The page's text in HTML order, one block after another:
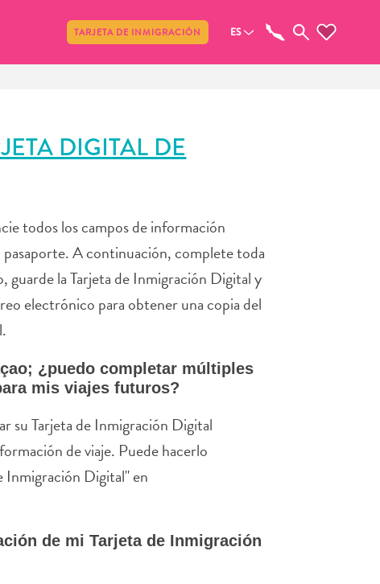
TARJETA DE INMIGRACIÓN ES
DIGITAL DE
todos los campos de información
A continuación, complete toda
guarde la Tarjeta de Inmigración Digital y
electrónico para obtener una copia del
¿puedo completar múltiples
mis viajes futuros?
su Tarjeta de Inmigración Digital
de viaje. Puede hacerlo
Inmigración Digital" en
de mi Tarjeta de Inmigración
Compartir